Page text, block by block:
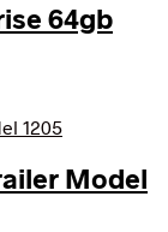
64gb
Model